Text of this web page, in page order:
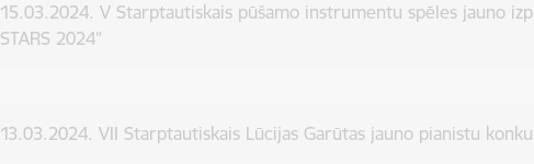
15.03.2024. V Starptautiskais pūšamo instrumentu spēles jauno
STARS 2024”
13.03.2024. VII Starptautiskais Lūcijas Garūtas jauno pianistu